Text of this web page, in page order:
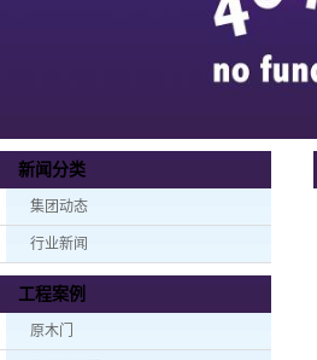
新闻分类
集团动态
行业新闻
工程案例
原木门